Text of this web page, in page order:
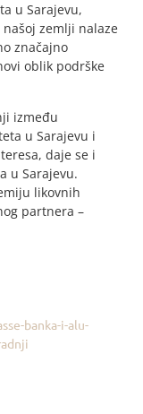
u Sarajevu,
zemlji nalaze
značajno
oblik podrške
između
u Sarajevu i
daje se i
u Sarajevu.
likovnih
partnera –
banka-i-alu-